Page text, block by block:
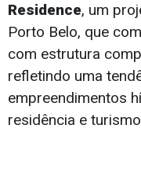
Residence, um
Porto Belo, que
com estrutura
refletindo uma
empreendimentos
residência e